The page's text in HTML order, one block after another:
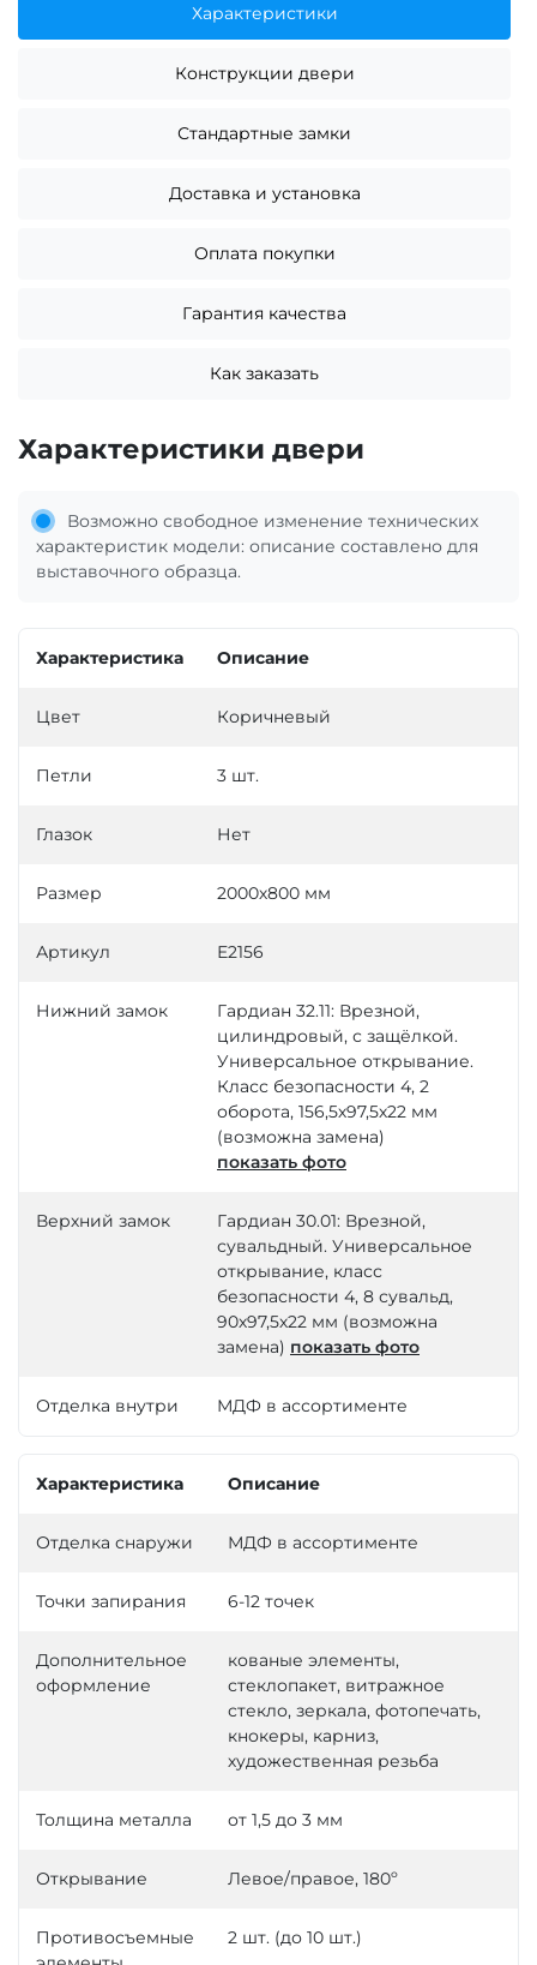
Характеристики
Конструкции двери
Стандартные замки
Доставка и установка
Оплата покупки
Гарантия качества
Как заказать
Характеристики двери
Возможно свободное изменение технических
характеристик модели: описание составлено для
выставочного образца.
Характеристика Описание
Цвет Коричневый
Петли 3 шт.
Глазок Нет
Размер 2000х800 мм
Артикул Е2156
Нижний замок
Гардиан 32.11: Врезной,
цилиндровый, с защёлкой.
Универсальное открывание.
Класс безопасности 4, 2
оборота, 156,5х97,5х22 мм
(возможна замена)
показать фото
Верхний замок
Гардиан 30.01: Врезной,
сувальдный. Универсальное
открывание, класс
безопасности 4, 8 сувальд,
90х97,5х22 мм (возможна
замена) показать фото
Отделка внутри МДФ в ассортименте
Характеристика Описание
Отделка снаружи МДФ в ассортименте
Точки запирания 6-12 точек
Дополнительное
оформление
кованые элементы,
стеклопакет, витражное
стекло, зеркала, фотопечать,
кнокеры, карниз,
художественная резьба
Толщина металла от 1,5 до 3 мм
Открывание Левое/правое, 180º
Противосъемные
2 шт. (до 10 шт.)